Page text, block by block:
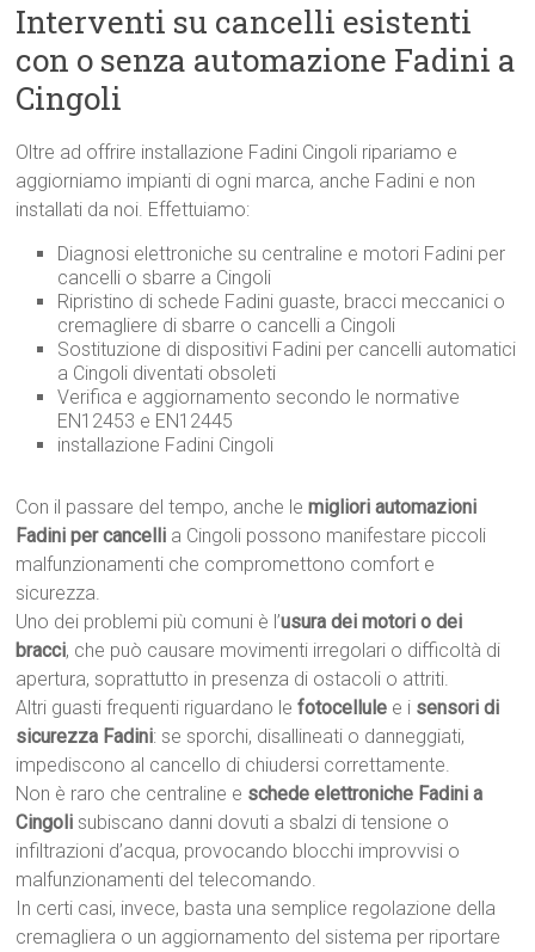
Interventi su cancelli esistenti
con o senza automazione Fadini a
Cingoli
Oltre ad offrire installazione Fadini Cingoli ripariamo e
aggiorniamo impianti di ogni marca, anche Fadini e non
installati da noi. Effettuiamo:
Diagnosi elettroniche su centraline e motori Fadini per
cancelli o sbarre a Cingoli
Ripristino di schede Fadini guaste, bracci meccanici o
cremagliere di sbarre o cancelli a Cingoli
Sostituzione di dispositivi Fadini per cancelli automatici
a Cingoli diventati obsoleti
Verifica e aggiornamento secondo le normative
EN12453 e EN12445
installazione Fadini Cingoli
Con il passare del tempo, anche lemigliori automazioni
Fadini per cancelli a Cingoli possono manifestare piccoli
malfunzionamenti che compromettono comfort e
sicurezza.
Uno dei problemi più comuni è l’usura dei motori o dei
bracci, che può causare movimenti irregolari o difficoltà di
apertura, soprattutto in presenza di ostacoli o attriti.
Altri guasti frequenti riguardano lefotocellule e i sensori di
sicurezza Fadini: se sporchi, disallineati o danneggiati,
impediscono al cancello di chiudersi correttamente.
Non è raro che centraline e schede elettroniche Fadini a
Cingoli subiscano danni dovuti a sbalzi di tensione o
infiltrazioni d’acqua, provocando blocchi improvvisi o
malfunzionamenti del telecomando.
In certi casi, invece, basta una semplice regolazione della
cremagliera o un aggiornamento del sistema per riportare